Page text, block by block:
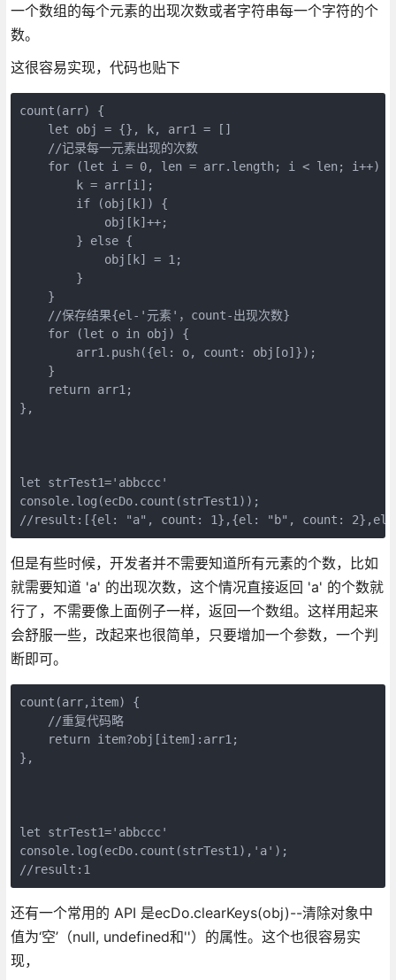
一个数组的每个元素的出现次数或者字符串每一个字符的个
数。
这很容易实现，代码也贴下
count(arr) {
    let obj = {}, k, arr1 = []
    //记录每一元素出现的次数
    for (let i = 0, len = arr.length; i < len; i++) {
        k = arr[i];
        if (obj[k]) {
            obj[k]++;
        } else {
            obj[k] = 1;
        }
    }
    //保存结果{el-'元素'，count-出现次数}
    for (let o in obj) {
        arr1.push({el: o, count: obj[o]});
    }
    return arr1;
},
let strTest1='abbccc'
console.log(ecDo.count(strTest1));
//result:[{el: "a", count: 1},{el: "b", count:
但是有些时候，开发者并不需要知道所有元素的个数，比如
就需要知道 'a' 的出现次数，这个情况直接返回 'a' 的个数就
行了，不需要像上面例子一样，返回一个数组。这样用起来
会舒服一些，改起来也很简单，只要增加一个参数，一个判
断即可。
count(arr,item) {
    //重复代码略
    return item?obj[item]:arr1;
},
let strTest1='abbccc'
console.log(ecDo.count(strTest1),'a');
//result:1
还有一个常用的 API 是ecDo.clearKeys(obj)--清除对象中
值为‘空’（null, undefined和''）的属性。这个也很容易实
现，